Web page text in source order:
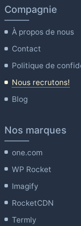
Compagnie
À propos de nous
Contact
Politique de
Nous recrutons!
Blog
Nos marques
one.com
WP Rocket
Imagify
RocketCDN
Termly